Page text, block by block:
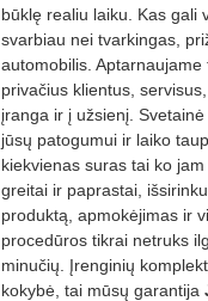
būklę realiu laiku. Kas gali
svarbiau nei tvarkingas,
automobilis. Aptarnaujame
privačius klientus,
įranga ir į užsienį.
jūsų patogumui ir laiko
kiekvienas suras tai ko
greitai ir paprastai,
produktą, apmokėjimas ir
procedūros tikrai netruks
minučių. Įrenginių
kokybė, tai mūsų garantija